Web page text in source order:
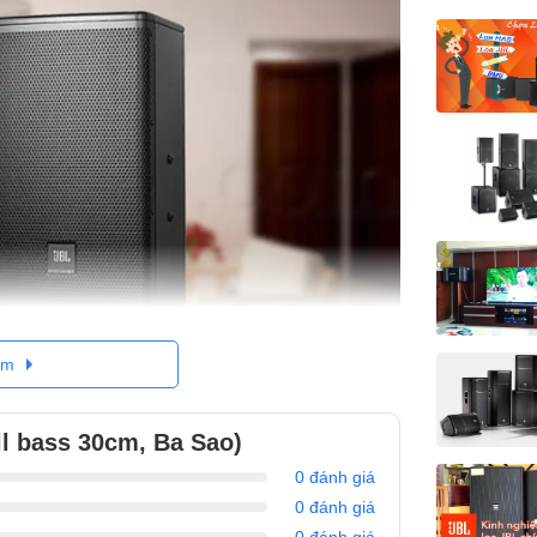
JBL MTS12
cấp dày tới 15mm nên có khả năng chịu
bass 30cm, Ba Sao)
0 đánh giá
0 đánh giá